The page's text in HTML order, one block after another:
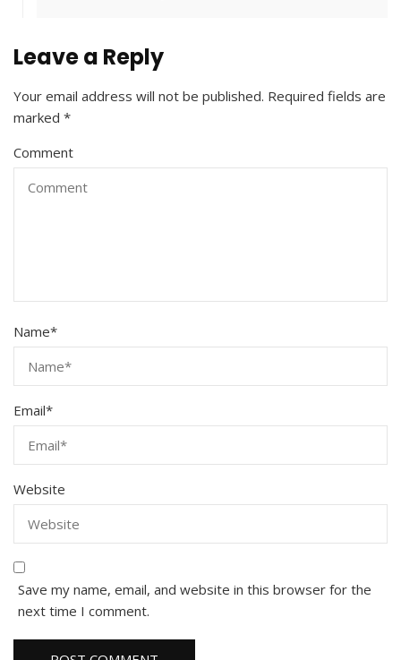
Leave a Reply
Your email address will not be published. Required fields are
marked *
Comment
Name*
Email*
Website
Save my name, email, and website in this browser for the
next time I comment.